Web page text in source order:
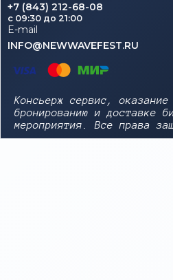
+7 (843) 212-68-08
c 09:30 до 21:00
E-mail
INFO@NEWWAVEFEST.RU
Консьерж сервис,
бронированию и доставке
мероприятия. Все права